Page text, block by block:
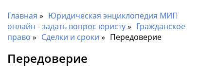
Главная
Юридическая энциклопедия МИП
онлайн - задать вопрос юристу
Гражданское
право
Сделки и сроки Передоверие
Передоверие